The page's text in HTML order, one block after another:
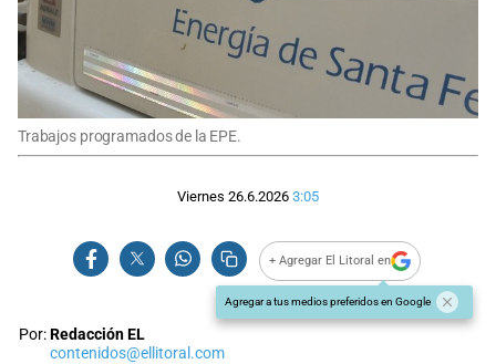
Trabajos programados de la EPE.
Viernes 26.6.2026 3:05
+ Agregar El Litoral en
Agregar a tus medios preferidos en Google
Por:Redacción EL
contenidos@ellitoral.com